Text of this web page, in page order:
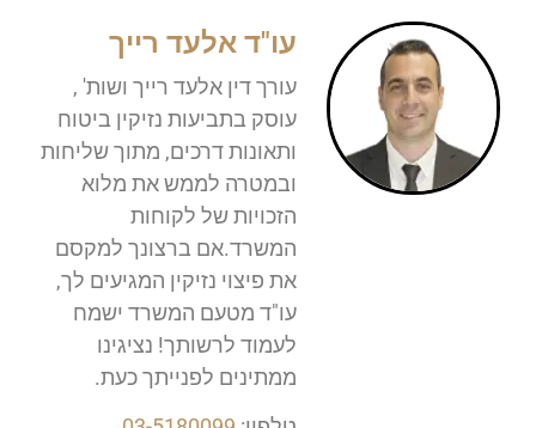
עו"ד אלעד רייך
עורך דין אלעד רייך ושות' ,
עוסק בתביעות נזיקין ביטוח
ותאונות דרכים, מתוך שליחות
ובמטרה לממש את מלוא
הזכויות של לקוחות
המשרד.אם ברצונך למקסם
את פיצוי נזיקין המגיעים לך,
עו"ד מטעם המשרד ישמח
לעמוד לרשותך! נציגינו
ממתינים לפנייתך כעת.